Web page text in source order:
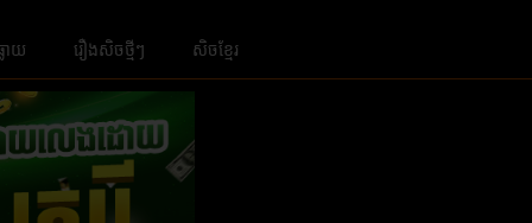
ាយ រឿងសិចថ្មីៗ សិចខ្មែរ